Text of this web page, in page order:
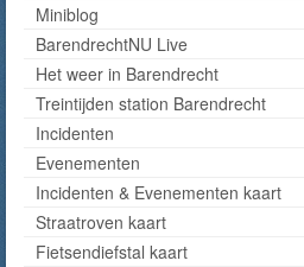
Miniblog
BarendrechtNU Live
Het weer in Barendrecht
Treintijden station Barendrecht
Incidenten
Evenementen
Incidenten & Evenementen kaart
Straatroven kaart
Fietsendiefstal kaart